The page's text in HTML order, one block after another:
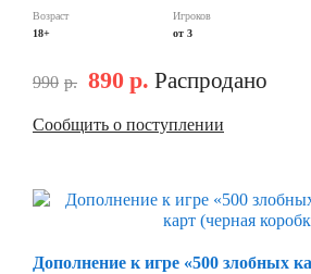
Возраст
18+
Игроков
от 3
990 р. 890 р. Распродано
Сообщить о поступлении
Скидка
Дополнение к игре «500 злобных